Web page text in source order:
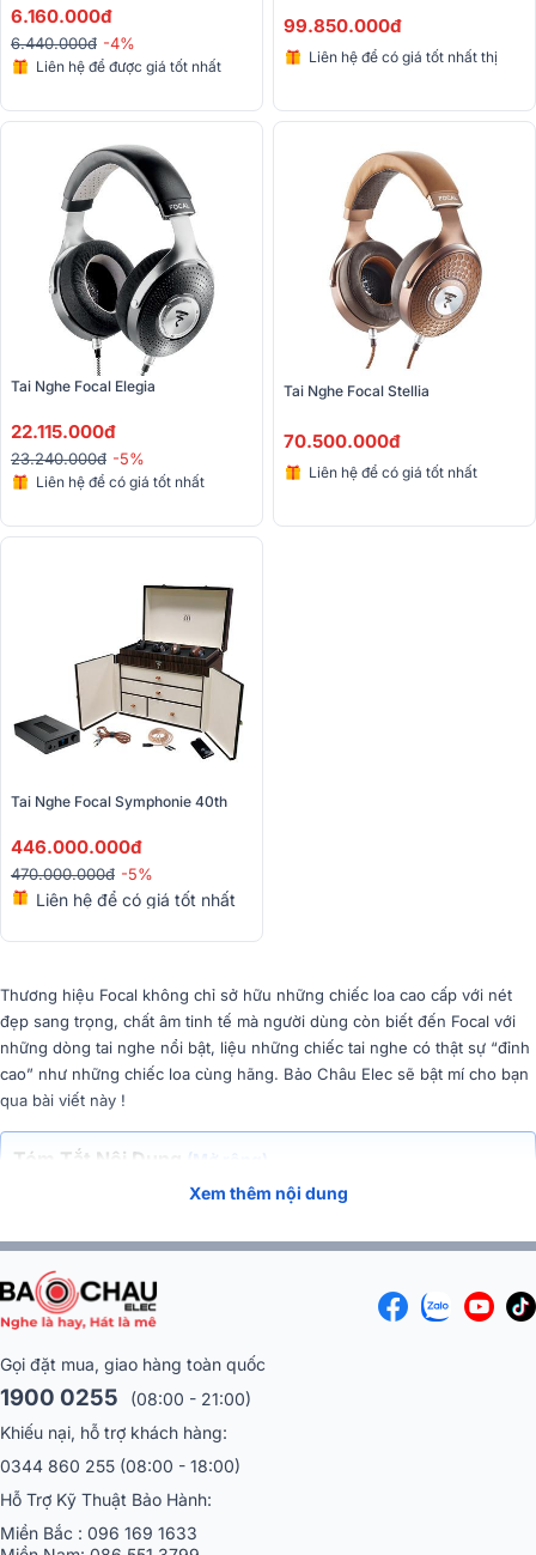
6.160.000đ
6.440.000đ -4%
Liên hệ để được giá tốt nhất
99.850.000đ
Liên hệ để có giá tốt nhất thị
Tai Nghe Focal Elegia
22.115.000đ
23.240.000đ -5%
Liên hệ để có giá tốt nhất
Tai Nghe Focal Stellia
70.500.000đ
Liên hệ để có giá tốt nhất
Tai Nghe Focal Symphonie 40th
446.000.000đ
470.000.000đ -5%
Liên hệ để có giá tốt nhất
Thương hiệu Focal không chỉ sở hữu những chiếc loa cao cấp với nét
đẹp sang trọng, chất âm tinh tế mà người dùng còn biết đến Focal với
những dòng tai nghe nổi bật, liệu những chiếc tai nghe có thật sự “đỉnh
cao” như những chiếc loa cùng hãng. Bảo Châu Elec sẽ bật mí cho bạn
qua bài viết này !
Tóm Tắt Nội Dung (Mở rộng)
Tai nghe Focal của nước nào ?
Xem thêm nội dung
Gọi đặt mua, giao hàng toàn quốc
1900 0255
(08:00 - 21:00)
Khiếu nại, hỗ trợ khách hàng:
0344 860 255 (08:00 - 18:00)
Hỗ Trợ Kỹ Thuật Bảo Hành:
Miền Bắc : 096 169 1633